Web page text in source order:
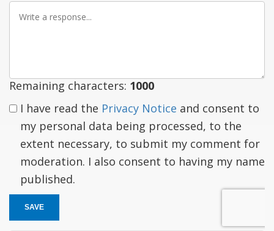
Write
Remaining characters: 1000
I have read the Privacy Notice and consent to
my personal data being processed, to the
extent necessary, to submit my comment for
moderation. I also consent to having my name
published.
SAVE